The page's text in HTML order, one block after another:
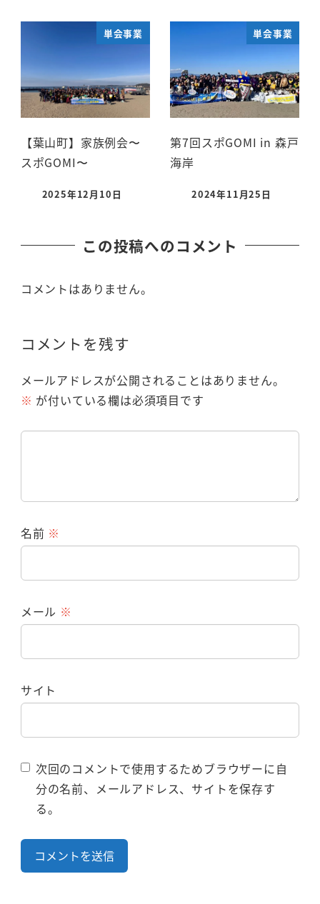
単会事業
【葉山町】家族例会〜
スポGOMI〜
2025年12月10日
単会事業
第7回スポGOMI in 森戸
海岸
2024年11月25日
この投稿へのコメント
コメントはありません。
コメントを残す
メールアドレスが公開されることはありません。
※ が付いている欄は必須項目です
名前 ※
メール ※
サイト
次回のコメントで使用するためブラウザーに自
分の名前、メールアドレス、サイトを保存す
る。